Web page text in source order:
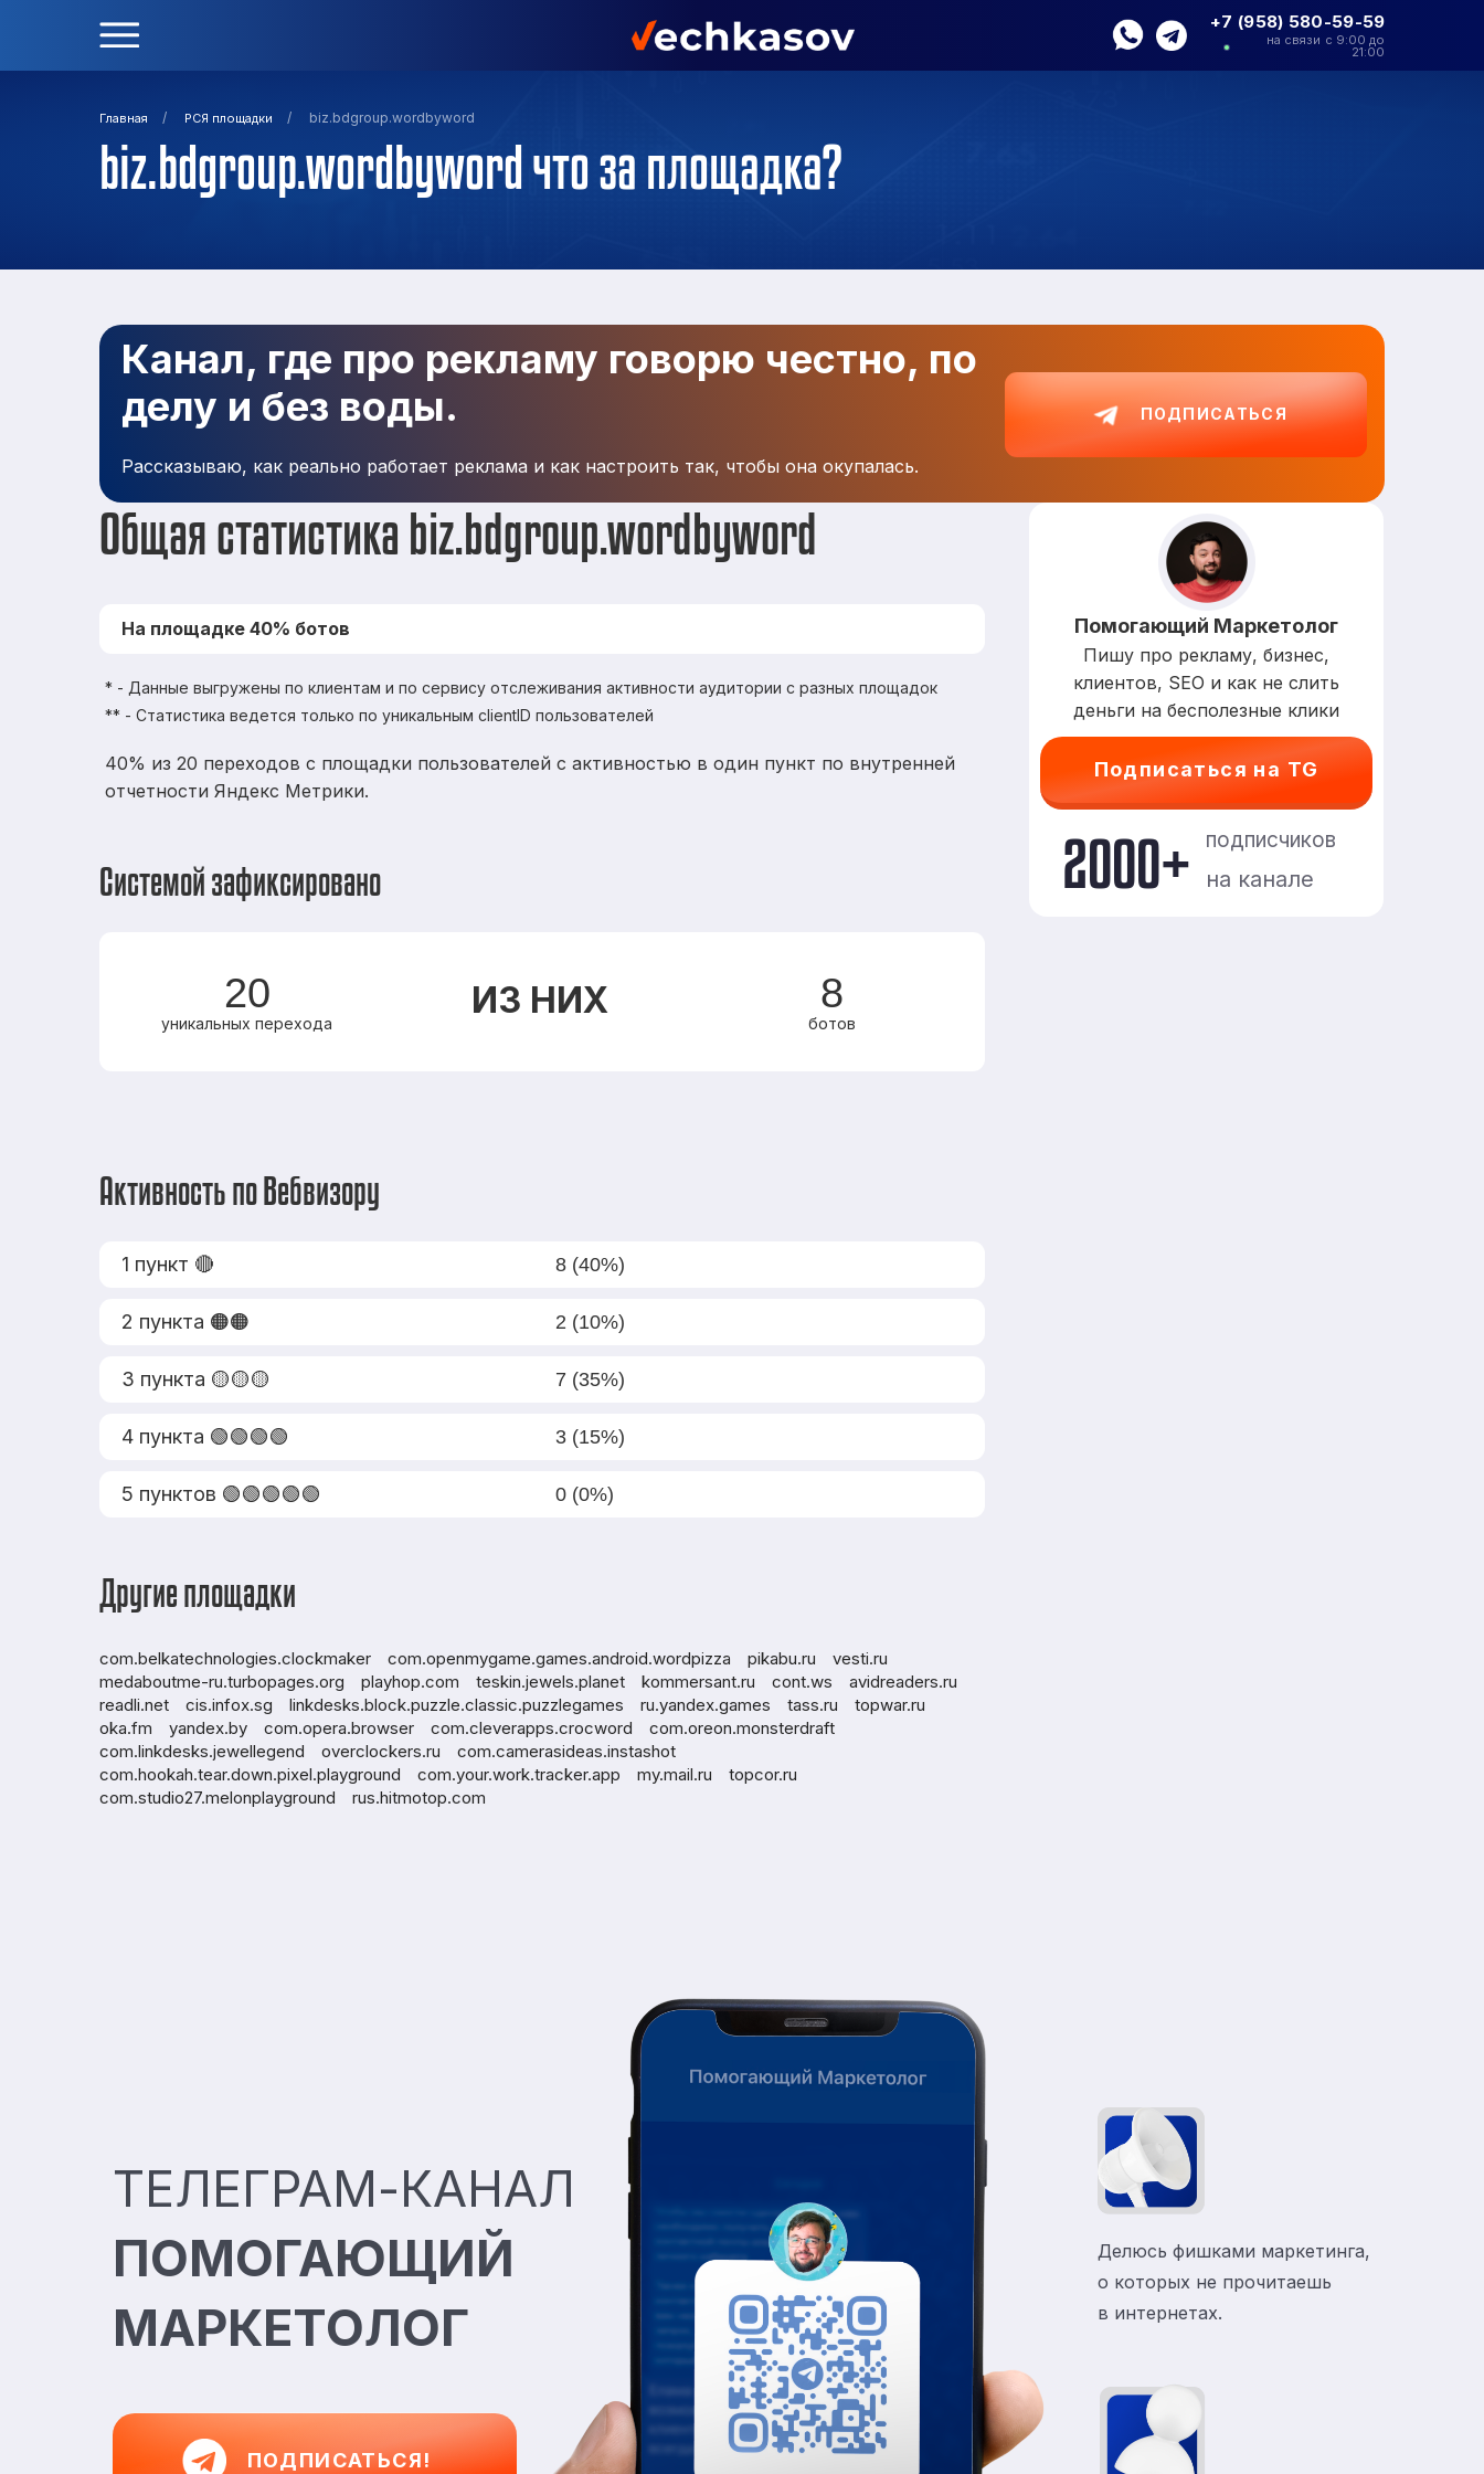
+7 (958) 580-59-59
на связи с 9:00 до
21:00
Главная / РСЯ площадки / biz.bdgroup.wordbyword
biz.bdgroup.wordbyword что за площадка?
Канал, где про рекламу говорю честно, по
делу и без воды.
Рассказываю, как реально работает реклама и как настроить так, чтобы она окупалась.
ПОДПИСАТЬСЯ
Общая статистика biz.bdgroup.wordbyword
На площадке 40% ботов
* - Данные выгружены по клиентам и по сервису отслеживания активности аудитории с разных площадок
** - Статистика ведется только по уникальным clientID пользователей
40% из 20 переходов с площадки пользователей с активностью в один пункт по внутренней
отчетности Яндекс Метрики.
Системой зафиксировано
20
уникальных перехода
ИЗ НИХ 8
ботов
Активность по Вебвизору
1 пункт 🔴 8 (40%)
2 пункта 🟠🟠 2 (10%)
3 пункта 🟡🟡🟡 7 (35%)
4 пункта 🟢🟢🟢🟢 3 (15%)
5 пунктов 🟢🟢🟢🟢🟢 0 (0%)
Другие площадки
com.belkatechnologies.clockmaker com.openmygame.games.android.wordpizza pikabu.ru
vesti.ru
medaboutme-ru.turbopages.org
playhop.com teskin.jewels.planet kommersant.ru cont.ws
avidreaders.ru
readli.net
cis.infox.sg linkdesks.block.puzzle.classic.puzzlegames ru.yandex.games tass.ru
topwar.ru
oka.fm
yandex.by com.opera.browser com.cleverapps.crocword
com.oreon.monsterdraft
com.linkdesks.jewellegend
overclockers.ru
com.camerasideas.instashot
com.hookah.tear.down.pixel.playground
com.your.work.tracker.app my.mail.ru
topcor.ru
com.studio27.melonplayground
rus.hitmotop.com
Помогающий Маркетолог
Пишу про рекламу, бизнес,
клиентов, SEO и как не слить
деньги на бесполезные клики
Подписаться на TG
2000+ подписчиков
на канале
ТЕЛЕГРАМ-КАНАЛ
ПОМОГАЮЩИЙ
МАРКЕТОЛОГ
ПОДПИСАТЬСЯ!
Делюсь фишками маркетинга,
о которых не прочитаешь
в интернетах.